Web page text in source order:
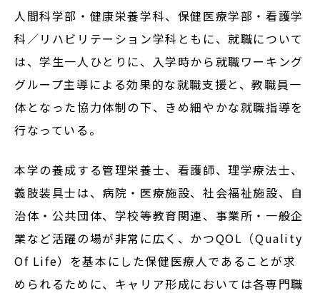
School Life
入学案内
Admission
入試イベント
OpenCampus
地域連携・研究
Cooperation&Research
アクセス
人間科学部・健康栄養学科、保健医療学部・看護学
科／リハビリテーション学科ともに、就職について
は、学生一人ひとりに、入学時から就職ワーキング
グループ主導による効果的な就職支援と、教職員一
体となった協力体制の下、きめ細やかな就職指導を
行なっている。
本学の養成する管理栄養士、看護師、理学療法士、
義肢装具士は、病院・医療施設、社会福祉施設、自
治体・公共団体、学校等教育関連、事業所・一般企
業など活躍の場が非常に広く、かつQOL（Quality
Of Life）を基本にした保健医療人であることが求
められるために、キャリア形成においては各専門職